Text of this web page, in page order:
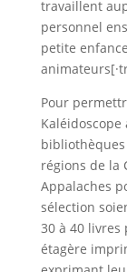
travaillent
personnel
petite
Pour
bibliothèques
régions de la
Appalaches
sélection
30 à 40 livres
étagère